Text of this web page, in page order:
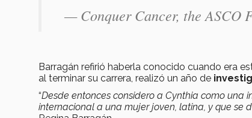
— Conquer Cancer, the ASCO
Barragán refirió haberla conocido cuando era
al terminar su carrera, realizó un año de
“Desde entonces considero a Cynthia como una
internacional a una mujer joven, latina, y que se